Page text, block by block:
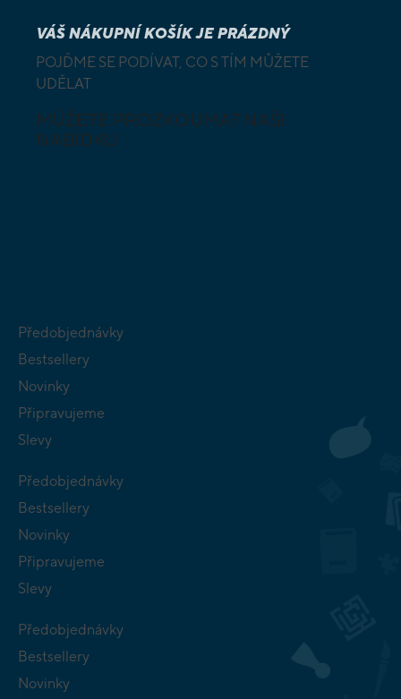
VÁŠ NÁKUPNÍ KOŠÍK JE PRÁZDNÝ
POJĎME SE PODÍVAT, CO S TÍM MŮŽETE
UDĚLAT
MŮŽETE PROZKOUMAT NAŠI
NABÍDKU
Předobjednávky
Bestsellery
Novinky
Připravujeme
Slevy
Předobjednávky
Bestsellery
Novinky
Připravujeme
Slevy
Předobjednávky
Bestsellery
Novinky